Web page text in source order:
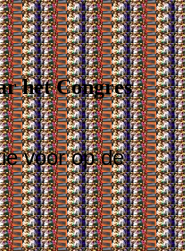
het Congres
voor op de